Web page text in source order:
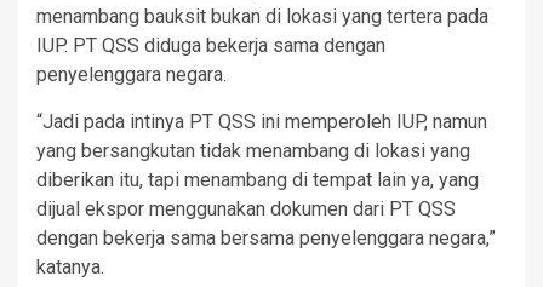
menambang bauksit bukan di lokasi yang tertera pada
IUP. PT QSS diduga bekerja sama dengan
penyelenggara negara.
“Jadi pada intinya PT QSS ini memperoleh IUP, namun
yang bersangkutan tidak menambang di lokasi yang
diberikan itu, tapi menambang di tempat lain ya, yang
dijual ekspor menggunakan dokumen dari PT QSS
dengan bekerja sama bersama penyelenggara negara,”
katanya.